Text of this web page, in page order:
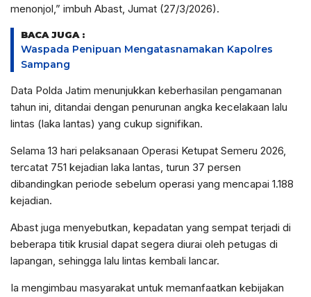
menonjol,” imbuh Abast, Jumat (27/3/2026).
BACA JUGA :
Waspada Penipuan Mengatasnamakan Kapolres
Sampang
Data Polda Jatim menunjukkan keberhasilan pengamanan
tahun ini, ditandai dengan penurunan angka kecelakaan lalu
lintas (laka lantas) yang cukup signifikan.
Selama 13 hari pelaksanaan Operasi Ketupat Semeru 2026,
tercatat 751 kejadian laka lantas, turun 37 persen
dibandingkan periode sebelum operasi yang mencapai 1.188
kejadian.
Abast juga menyebutkan, kepadatan yang sempat terjadi di
beberapa titik krusial dapat segera diurai oleh petugas di
lapangan, sehingga lalu lintas kembali lancar.
Ia mengimbau masyarakat untuk memanfaatkan kebijakan